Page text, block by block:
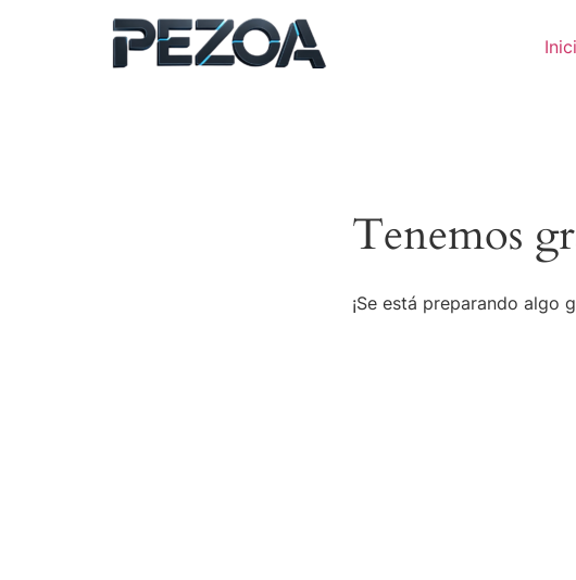
Tenemos
¡Se está preparando algo